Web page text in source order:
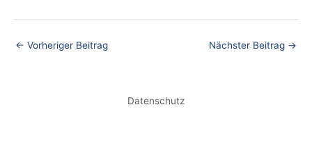
← Vorheriger Beitrag Nächster Beitrag →
Datenschutz